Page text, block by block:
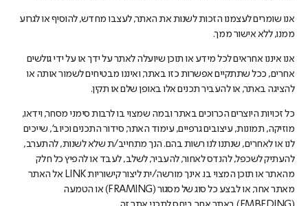
אנו שומרים לעצמנו הזכות לשנות את האתר, לעצבו מחדש, להוסיף או לגרוע
ממנו, ללא אישור ממך.
אנו איננו אחראים לכל מידע או תוכן שיועלה לאתר על ידך או על ידי גולשים
אחרים, ככל שתתקיים אפשרות כזו באתר, ואיננו מבטיחים לשמור אותה או
להציגה באתר, או להעביר תכנים אלו באופן שלם או תקין.
כל זכויות היוצרים הכרוכים באתר ובמה שמצוי בו לרבות סימני מסחר, וידאו,
מוזיקה, תמונות, עיצובים גרפיים, עימוד האתר, סידור התכנים וכיוב', שייכים
לנו או לאחרים, שנתנו לנו רשות בהם. הנך מתחייב/ת שלא לשנות, להתערב,
להעתיק לשכפל, להנדס לאחור, להעביר, לשלב, לעבד או להפיץ כל חלק
מהאתר או תוכן המצוי בו. אינך מורשה/ית ליצור קישוריות LINK אל האתר
מאתר אחר, או לבצע כל סוג של מסגור (FRAMING) או הטמעה